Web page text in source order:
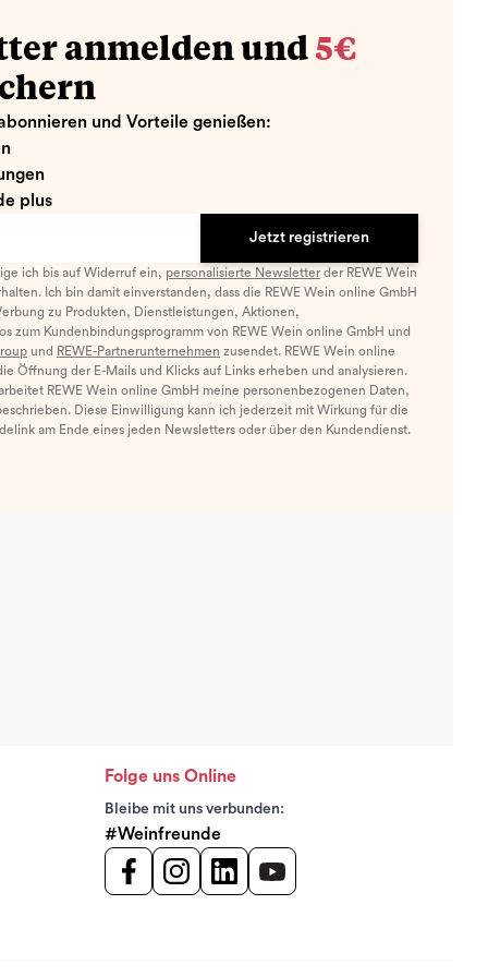
anmelden und 5€
und Vorteile genießen:
plus
Jetzt registrieren
ich bis auf Widerruf ein, personalisierte Newsletterder REWE Wein
Ich bin damit einverstanden, dass die REWE Wein online GmbH
zu Produkten, Dienstleistungen, Aktionen,
zum Kundenbindungsprogramm von REWE Wein online GmbH und
und REWE-Partnerunternehmen zusendet. REWE Wein online
Öffnung der E-Mails und Klicks auf Links erheben und analysieren.
REWE Wein online GmbH meine personenbezogenen Daten,
Diese Einwilligung kann ich jederzeit mit Wirkung für die
am Ende eines jeden Newsletters oder über den Kundendienst.
Folge uns Online
Bleibe mit uns verbunden:
#Weinfreunde